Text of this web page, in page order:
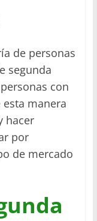
de personas
segunda
con
manera
hacer
por
de mercado